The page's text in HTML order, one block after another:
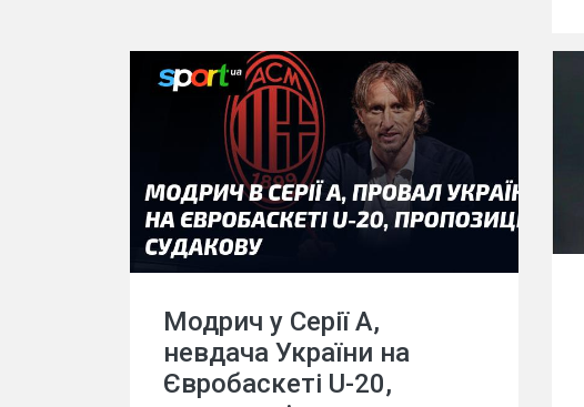
Модрич у Серії А,
невдача України на
Євробаскеті U-20,